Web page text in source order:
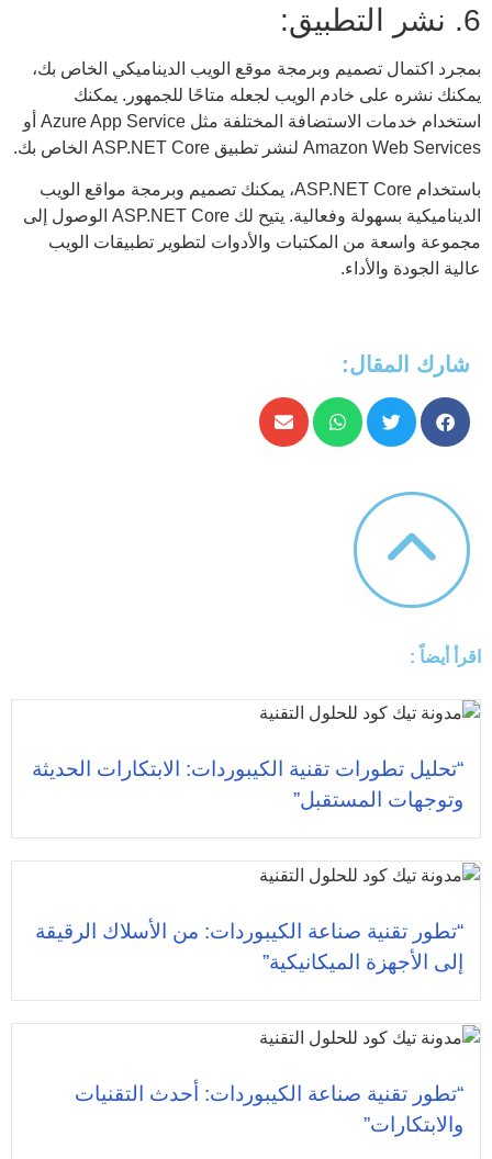
6. نشر التطبيق:
بمجرد اكتمال تصميم وبرمجة موقع الويب الديناميكي الخاص بك،
يمكنك نشره على خادم الويب لجعله متاحًا للجمهور. يمكنك
استخدام خدمات الاستضافة المختلفة مثل Azure App Service أو
Amazon Web Services لنشر تطبيق ASP.NET Core الخاص بك.
باستخدام ASP.NET Core، يمكنك تصميم وبرمجة مواقع الويب
الديناميكية بسهولة وفعالية. يتيح لك ASP.NET Core الوصول إلى
مجموعة واسعة من المكتبات والأدوات لتطوير تطبيقات الويب
عالية الجودة والأداء.
شارك المقال:
اقرأ أيضاً :
“تحليل تطورات تقنية الكيبوردات: الابتكارات الحديثة
وتوجهات المستقبل”
“تطور تقنية صناعة الكيبوردات: من الأسلاك الرقيقة
إلى الأجهزة الميكانيكية”
“تطور تقنية صناعة الكيبوردات: أحدث التقنيات
والابتكارات”